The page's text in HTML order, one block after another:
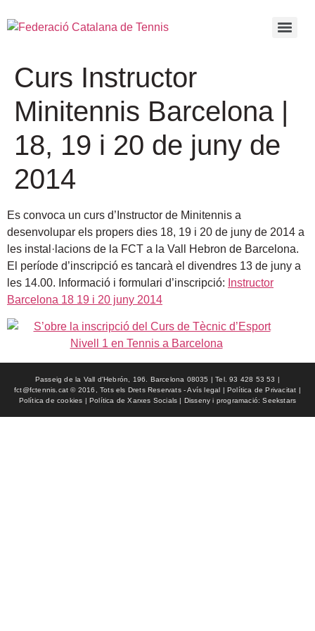
Curs Instructor
Minitennis Barcelona |
18, 19 i 20 de juny de
2014
Es convoca un curs d’Instructor de Minitennis a
desenvolupar els propers dies 18, 19 i 20 de juny de 2014 a
les instal·lacions de la FCT a la Vall Hebron de Barcelona.
El període d’inscripció es tancarà el divendres 13 de juny a
les 14.00. Informació i formulari d’inscripció: Instructor
Barcelona 18 19 i 20 juny 2014
Passeig de la Vall d'Hebrón, 196. Barcelona 08035 | Tel. 93 428 53 53 |
fct@fctennis.cat © 2016, Tots els Drets Reservats - Avís legal | Política de Privacitat |
Política de cookies | Política de Xarxes Socials | Disseny i programació: Seekstars